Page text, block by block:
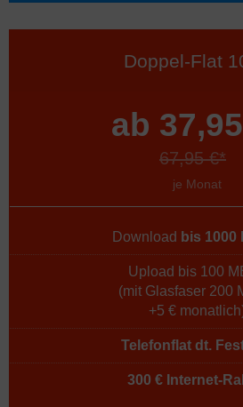
Doppel-Flat
ab
67,95 €*
je Monat
Download bis 1000
Upload bis 100
(mit Glasfaser 200
+5 €
Telefonflat dt.
300 € Internet-